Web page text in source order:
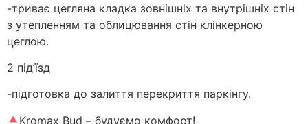
-триває цегляна кладка зовнішніх та внутрішніх стін
з утепленням та облицювання стін клінкерною
цеглою.
2 під’їзд
-підготовка до залиття перекриття паркінгу.
Kromax Bud – будуємо комфорт!